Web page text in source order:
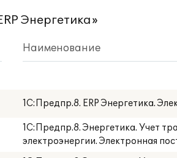
Энергетика»
Наименование
1С:Предпр.8. ERP Энергетика.
1С:Предпр.8. Энергетика. Учет
электроэнергии. Электронная